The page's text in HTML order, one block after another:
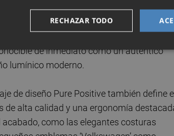
Volkswagen, desarrollado por el jefe de
definidas, elementos icónicos
potente, que transmiten una imagen de
de inmediato como un auténtico
lumínico moderno.
de diseño Pure Positive también define
de alta calidad y una ergonomía
como las elegantes costuras
RECHAZAR TODO